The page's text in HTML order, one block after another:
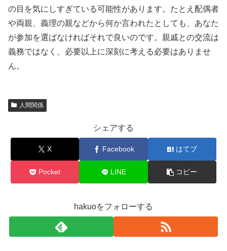
の目を気にしすぎている可能性があります。たとえ配偶者
や両親、義理の親などから何か言われたとしても、あなた
が参加を選ばなければそれで良いのです。親戚との交流は
義務ではなく、必要以上に深刻に考える必要はありませ
ん。
人間関係
シェアする
X Facebook はてブ
Pocket LINE コピー
hakuoをフォローする